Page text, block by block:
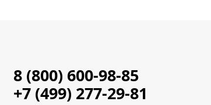
8 (800) 600-98-85
+7 (499) 277-29-81